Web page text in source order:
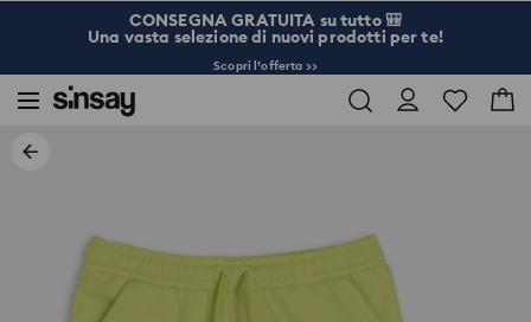
CONSEGNA GRATUITA su tutto 🎒
Una vasta selezione di nuovi prodotti per te!
Scopri l’offerta >>